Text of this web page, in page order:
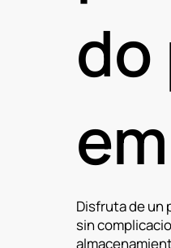
do
Disfruta de un
sin